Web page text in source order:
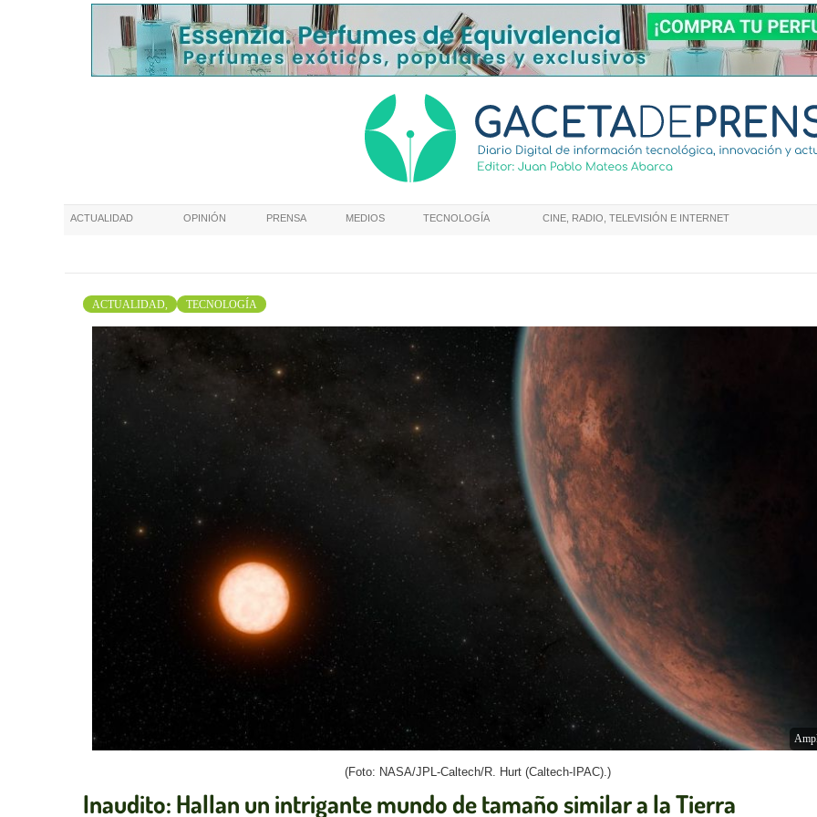
ACTUALIDAD OPINIÓN PRENSA MEDIOS TECNOLOGÍA CINE, RADIO, TELEVISIÓN E INTERNET
ACTUALIDAD, TECNOLOGÍA
(Foto: NASA/JPL-Caltech/R. Hurt (Caltech-IPAC).)
Inaudito: Hallan un intrigante mundo de tamaño similar a la Tierra